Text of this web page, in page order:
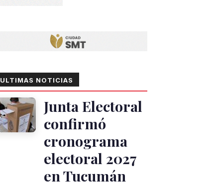
ULTIMAS NOTICIAS
Junta Electoral
confirmó
cronograma
electoral 2027
en Tucumán